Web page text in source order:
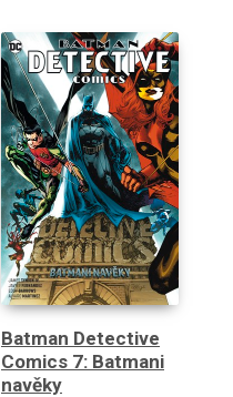
Batman Detective
Comics 7: Batmani
navěky